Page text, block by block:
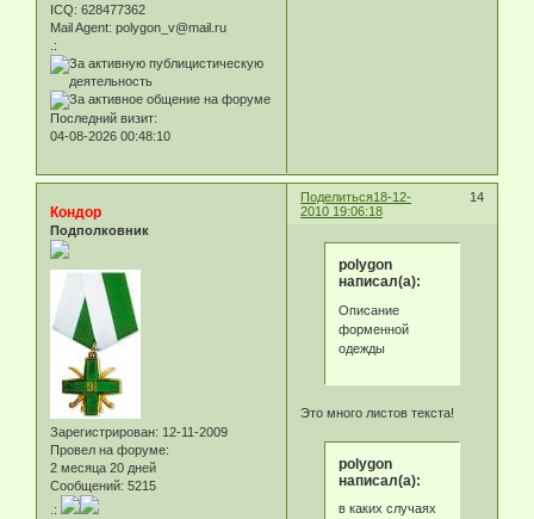
ICQ: 628477362
Mail Agent: polygon_v@mail.ru
.:
Последний визит:
04-08-2026 00:48:10
Поделиться 14
18-12-
2010 19:06:18
Кондор
Подполковник
Зарегистрирован: 12-11-2009
Провел на форуме:
2 месяца 20 дней
Сообщений: 5215
.:
polygon
написал(а):
Описание
форменной
одежды
Это много листов текста!
polygon
написал(а):
в каких случаях